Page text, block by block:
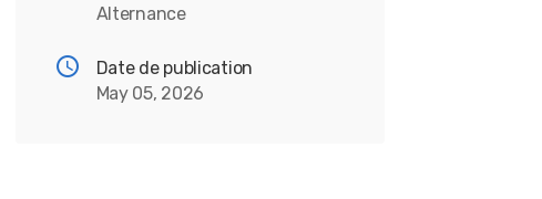
Alternance
Date de publication
May 05, 2026